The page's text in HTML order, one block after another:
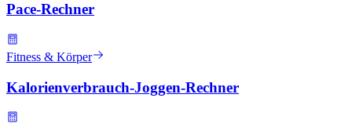
Pace-Rechner
Fitness & Körper
Kalorienverbrauch-Joggen-Rechner